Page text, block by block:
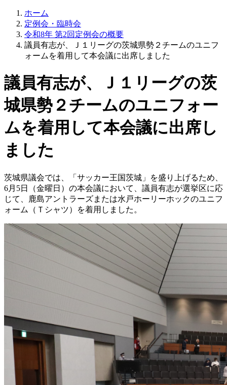
ホーム
定例会・臨時会
令和8年 第2回定例会の概要
議員有志が、Ｊ１リーグの茨城県勢２チームのユニフ
ォームを着用して本会議に出席しました
議員有志が、Ｊ１リーグの茨
城県勢２チームのユニフォー
ムを着用して本会議に出席し
ました
茨城県議会では、「サッカー王国茨城」を盛り上げるため、
6月5日（金曜日）の本会議において、議員有志が選挙区に応
じて、鹿島アントラーズまたは水戸ホーリーホックのユニフ
ォーム（Ｔシャツ）を着用しました。